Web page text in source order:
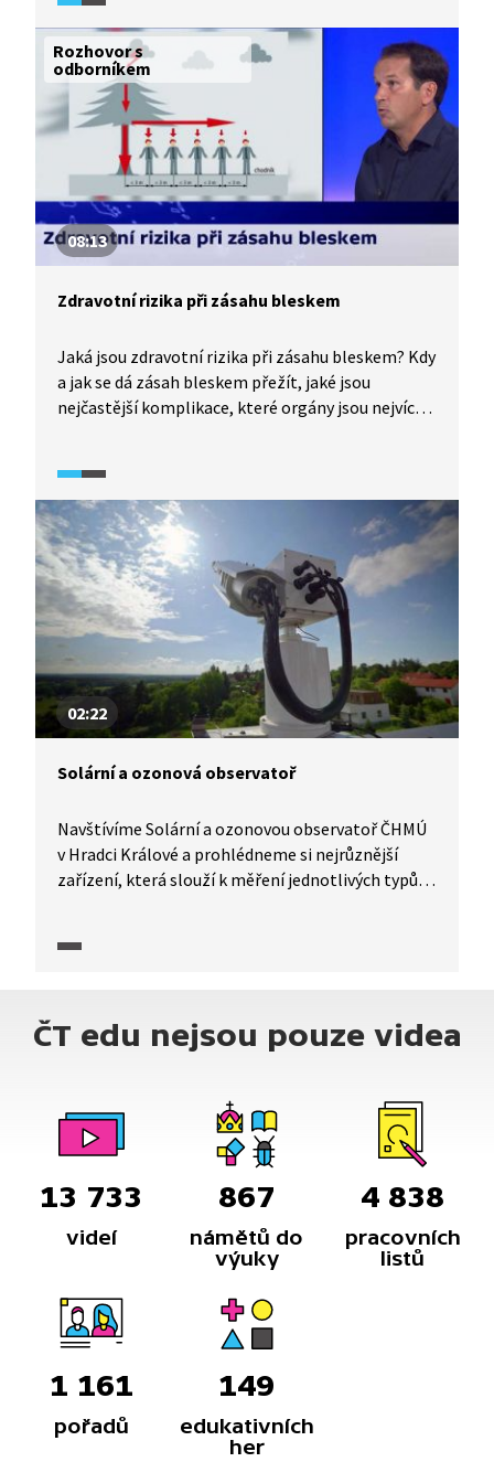
Rozhovor s
odborníkem
08:13
Zdravotní rizika při zásahu bleskem
Jaká jsou zdravotní rizika při zásahu bleskem? Kdy
a jak se dá zásah bleskem přežít, jaké jsou
nejčastější komplikace, které orgány jsou nejvíce
postižené osobě pomoci? A co naopak nikdy
nedělat? Kolik lidí ročně zemře kvůli zásahu
bleskem?
02:22
Solární a ozonová observatoř
Navštívíme Solární a ozonovou observatoř ČHMÚ
v Hradci Králové a prohlédneme si nejrůznější
zařízení, která slouží k měření jednotlivých typů
ČT edu nejsou pouze videa
13 733
videí
867
námětů do
výuky
4 838
pracovních
listů
1 161
pořadů
149
edukativních
her